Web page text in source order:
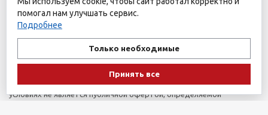
+7 (495) 361-09-90
2026 © Уникальный интернет-магазин
Обращаем ваше внимание на то, что данный интернет-сайт носит
условиях не является публичной офертой, определяемой
помогал нам улучшать сервис.
Подробнее
Только необходимые
Принять все